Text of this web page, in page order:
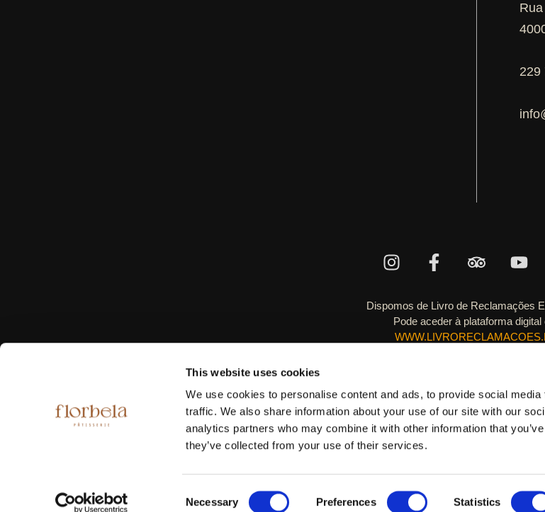
This website uses cookies
We use cookies to personalise content and ads, to provide social
traffic. We also share information about your use of our site with our
analytics partners who may combine it with other information that
they’ve collected from your use of their services.
Necessary Preferences Statistics
229
Dispomos de Livro de Reclamações
Pode aceder à plataforma digital
Política de Cookies
Informa-se que o consumidor pode recorrer a uma das Entidades
Desenvolvido por Puxe Negócios @2024. Todos